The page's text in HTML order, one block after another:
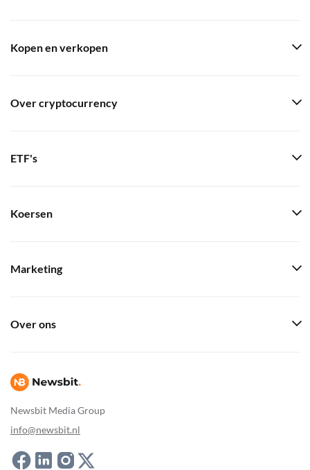
Newsbit Media Group
info@newsbit.nl
Kopen en verkopen
Over cryptocurrency
ETF's
Koersen
Marketing
Over ons